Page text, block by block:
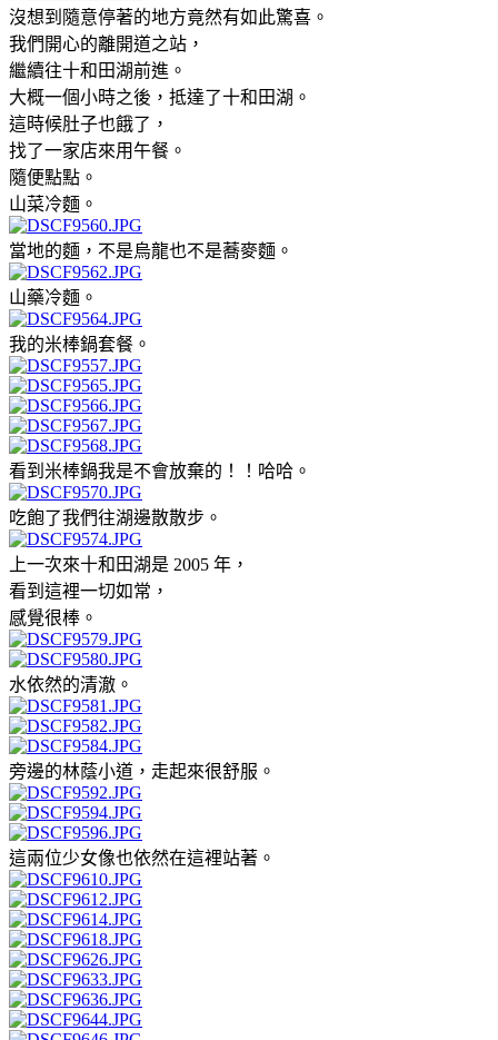
沒想到隨意停著的地方竟然有如此驚喜。
我們開心的離開道之站，
繼續往十和田湖前進。
大概一個小時之後，抵達了十和田湖。
這時候肚子也餓了，
找了一家店來用午餐。
隨便點點。
山菜冷麵。
當地的麵，不是烏龍也不是蕎麥麵。
山藥冷麵。
我的米棒鍋套餐。
看到米棒鍋我是不會放棄的！！哈哈。
吃飽了我們往湖邊散散步。
上一次來十和田湖是 2005 年，
看到這裡一切如常，
感覺很棒。
水依然的清澈。
旁邊的林蔭小道，走起來很舒服。
這兩位少女像也依然在這裡站著。